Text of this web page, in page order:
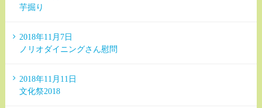
芋掘り
2018年11月7日
ノリオダイニングさん慰問
2018年11月11日
文化祭2018